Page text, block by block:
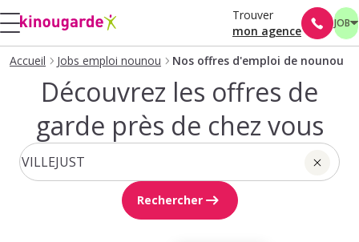
Trouver
mon agence
JOB
Accueil Jobs emploi nounou Nos offres d'emploi de nounou
Découvrez les offres de
garde près de chez vous
Rechercher